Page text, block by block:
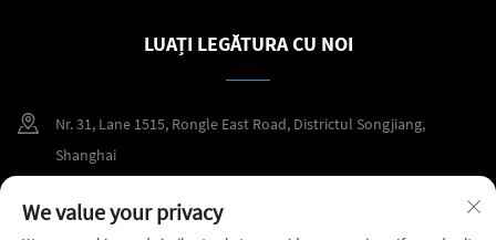
LUAȚI LEGĂTURA CU NOI
Nr. 31, Lane 1515, Rongle East Road, Districtul Songjiang,
Shanghai
+86 400 098 2859
We value your privacy